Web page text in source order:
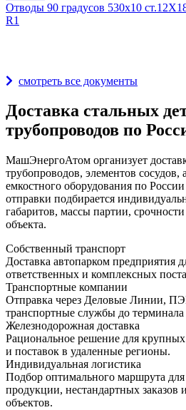
Отводы 90 градусов 530х10
R1
смотреть все документы
Доставка стальных
трубопроводов по
МашЭнергоАтом организует
трубопроводов, элементов сосудов,
емкостного оборудования по
отправки подбирается
габаритов, массы партии, срочности
объекта.
Собственный транспорт
Доставка автопарком предприятия
ответственных и комплексных
Транспортные компании
Отправка через Деловые Линии,
транспортные службы до терминала
Железнодорожная доставка
Рациональное решение для
и поставок в удаленные регионы.
Индивидуальная логистика
Подбор оптимального маршрута для
продукции, нестандартных заказов
объектов.